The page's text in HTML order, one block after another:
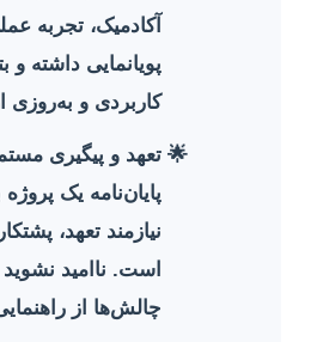
آکادمیک، تجربه
پویانمایی داشته و
کاربردی و به‌روزی
تعهد و پیگیری
پایان‌نامه یک
نیازمند تعهد،
است. ناامید
چالش‌ها از